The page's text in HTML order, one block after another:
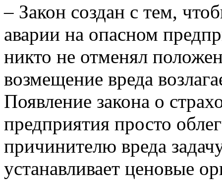
– Закон создан с тем,
аварии на опасном
никто не отменял
возмещение вреда
Появление закона о
предприятия просто
причинителю вреда
устанавливает ценовые